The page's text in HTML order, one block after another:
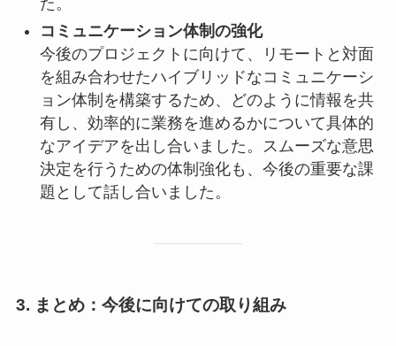
た。
コミュニケーション体制の強化
今後のプロジェクトに向けて、リモートと対面
を組み合わせたハイブリッドなコミュニケーシ
ョン体制を構築するため、どのように情報を共
有し、効率的に業務を進めるかについて具体的
なアイデアを出し合いました。スムーズな意思
決定を行うための体制強化も、今後の重要な課
題として話し合いました。
3. まとめ：今後に向けての取り組み